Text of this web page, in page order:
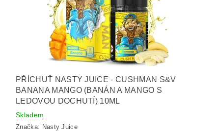
PŘÍCHUŤ NASTY JUICE - CUSHMAN S&V
BANANA MANGO (BANÁN A MANGO S
LEDOVOU DOCHUTÍ) 10ML
Skladem
Značka: Nasty Juice